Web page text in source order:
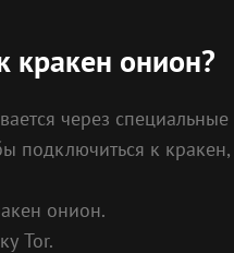
кракен онион?
через
подключиться к
онион.
Tor.